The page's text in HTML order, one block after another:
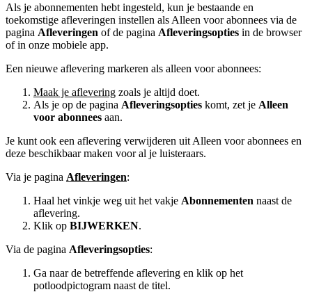
Als je abonnementen hebt ingesteld, kun je bestaande en
toekomstige afleveringen instellen als Alleen voor abonnees via de
pagina Afleveringen of de pagina Afleveringsopties in de browser
of in onze mobiele app.
Een nieuwe aflevering markeren als alleen voor abonnees:
Maak je aflevering zoals je altijd doet.
Als je op de pagina Afleveringsopties komt, zet je Alleen
voor abonnees aan.
Je kunt ook een aflevering verwijderen uit Alleen voor abonnees en
deze beschikbaar maken voor al je luisteraars.
Via je pagina Afleveringen:
Haal het vinkje weg uit het vakje Abonnementen naast de
aflevering.
Klik op BIJWERKEN.
Via de pagina Afleveringsopties:
Ga naar de betreffende aflevering en klik op het
potloodpictogram naast de titel.